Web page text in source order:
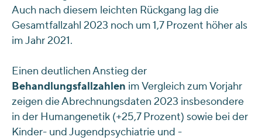
Auch nach diesem leichten Rückgang lag die
Gesamtfallzahl 2023 noch um 1,7 Prozent höher als
im Jahr 2021.
Einen deutlichen Anstieg der
Behandlungsfallzahlen im Vergleich zum Vorjahr
zeigen die Abrechnungsdaten 2023 insbesondere
in der Humangenetik (+25,7 Prozent) sowie bei der
Kinder- und Jugendpsychiatrie und -